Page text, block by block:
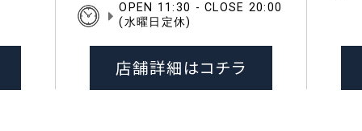
OPEN 11:30 - CLOSE 20:00
(水曜日定休)
店舗詳細はコチラ